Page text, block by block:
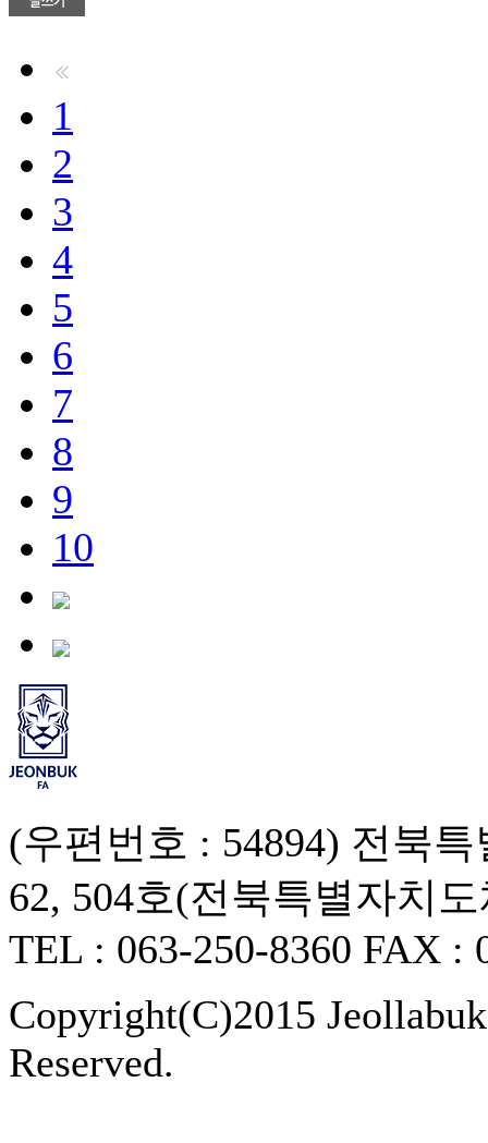
1
2
3
4
5
6
7
8
9
10
(우편번호 : 54894) 전북
62, 504호(전북특별자치
TEL : 063-250-8360 FAX :
Copyright(C)2015
Reserved.